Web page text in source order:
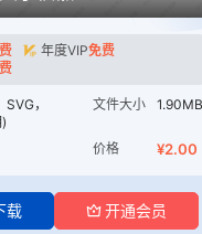
年度VIP免费
，
文件大小 1.90MB
价格 ¥2.00
载 开通会员